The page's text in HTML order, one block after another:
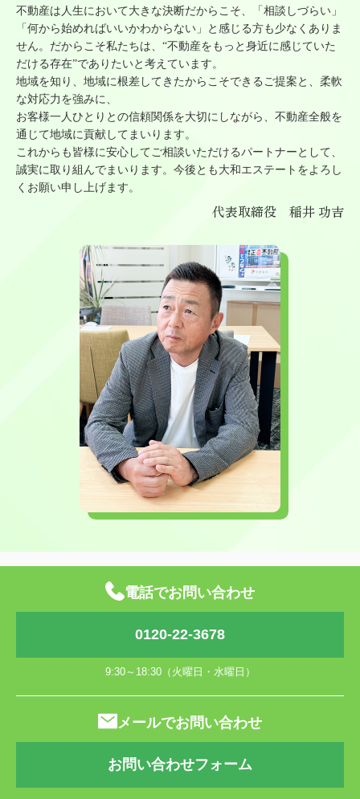
不動産は人生において大きな決断だからこそ、「相談しづらい」
「何から始めればいいかわからない」と感じる方も少なくありま
せん。だからこそ私たちは、“不動産をもっと身近に感じていた
だける存在”でありたいと考えています。
地域を知り、地域に根差してきたからこそできるご提案と、柔軟
な対応力を強みに、
お客様一人ひとりとの信頼関係を大切にしながら、不動産全般を
通じて地域に貢献してまいります。
これからも皆様に安心してご相談いただけるパートナーとして、
誠実に取り組んでまいります。今後とも大和エステートをよろし
くお願い申し上げます。
代表取締役 稲井 功吉
電話でお問い合わせ
0120-22-3678
9:30～18:30（火曜日・水曜日）
メールでお問い合わせ
お問い合わせフォーム